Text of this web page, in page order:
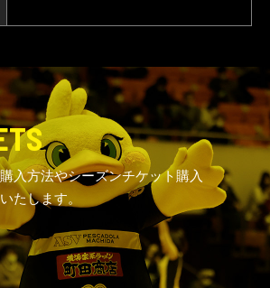
入方法やシーズンチケット購入
たします。